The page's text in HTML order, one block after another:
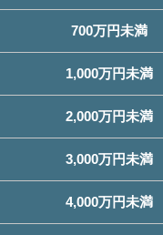
700万円未満
1,000万円未満
2,000万円未満
3,000万円未満
4,000万円未満